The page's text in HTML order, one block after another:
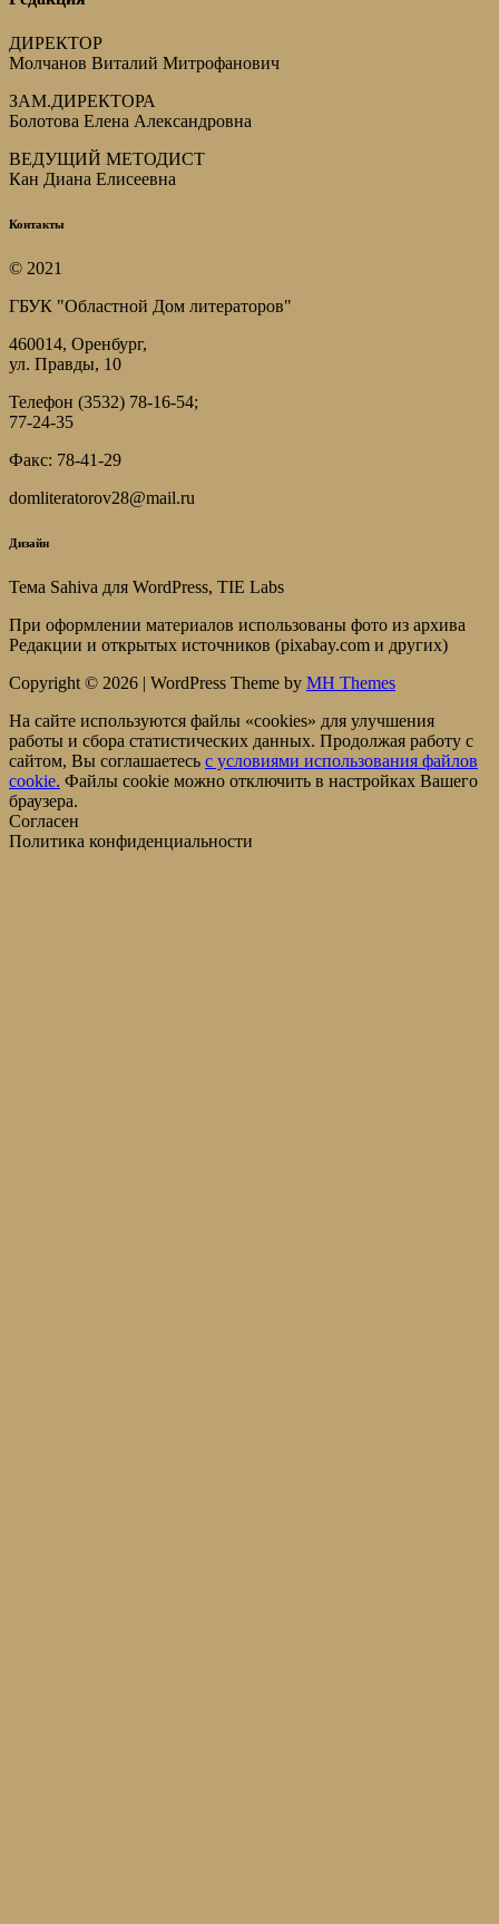
ДИРЕКТОР
Молчанов Виталий Митрофанович
ЗАМ.ДИРЕКТОРА
Болотова Елена Александровна
ВЕДУЩИЙ МЕТОДИСТ
Кан Диана Елисеевна
Контакты
© 2021
ГБУК "Областной Дом литераторов"
460014, Оренбург,
ул. Правды, 10
Телефон (3532) 78-16-54;
77-24-35
Факс: 78-41-29
domliteratorov28@mail.ru
Дизайн
Тема Sahiva для WordPress, TIE Labs
При оформлении материалов использованы фото из архива
Редакции и открытых источников (pixabay.com и других)
Copyright © 2026 | WordPress Theme by MH Themes
На сайте используются файлы «cookies» для улучшения
работы и сбора статистических данных. Продолжая работу с
сайтом, Вы соглашаетесь c условиями использования файлов
cookie. Файлы cookie можно отключить в настройках Вашего
браузера.
Согласен
Политика конфиденциальности